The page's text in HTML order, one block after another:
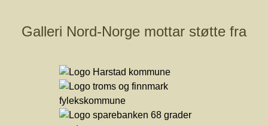
Galleri Nord-Norge mottar støtte fra